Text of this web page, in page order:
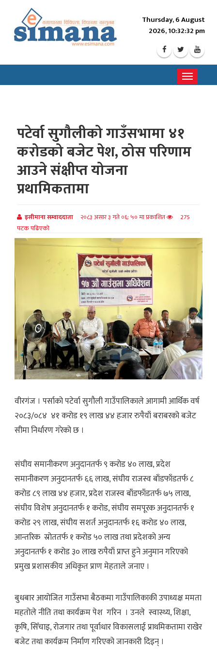
Thursday, 6 August
2026, 10:32:34 pm
Toggle
पटेर्वा सुगौलीको गाउँसभामा ४१
करोडको बजेट पेश, ठोस परिणाम
आउने संक्षीप्त योजना
प्रथामिकतामा
इसीमाना सम्वाददाता २०८३ असार ३ गते ०६: ५० मा प्रकाशित
275
पटक पढिएको
वीरगंज । पर्साको पटेर्वा सुगौली गाउँपालिकाले आगामी आर्थिक वर्ष
२०८३/०८४ ४१ करोड १९ लाख ४४ हजार रुपैयाँ बराबरको बजेट
सीमा निर्धारण गरेको छ ।
संघीय समानीकरण अनुदानतर्फ ९ करोड ४० लाख, प्रदेश
समानीकरण अनुदानतर्फ ६६ लाख, संघीय राजस्व बाँडफाँडतर्फ ८
करोड ८९ लाख ४४ हजार, प्रदेश राजस्व बाँडफाँडतर्फ ७५ लाख,
संघीय विशेष अनुदानतर्फ १ करोड, संघीय समपूरक अनुदानतर्फ १
करोड २९ लाख, संघीय सशर्त अनुदानतर्फ १६ करोड ४० लाख,
आन्तरिक स्रोततर्फ १ करोड ५० लाख तथा प्रदेशको अन्य
अनुदानतर्फ १ करोड ३० लाख रुपैयाँ प्राप्त हुने अनुमान गरिएको
प्रमुख प्रशासकीय अधिकृत प्राण मेहताले जनाए ।
बुधबार आयोजित गाउँसभा बैठकमा गाउँपालिकाकी उपाध्यक्ष ममता
महतोले नीति तथा कार्यक्रम पेश गरिन । उनले स्वास्थ्य, शिक्षा,
कृषि, सिँचाइ, रोजगार तथा पूर्वाधार विकासलाई प्राथमिकतामा राखेर
बजेट तथा कार्यक्रम निर्माण गरिएको जानकारी दिइन् ।